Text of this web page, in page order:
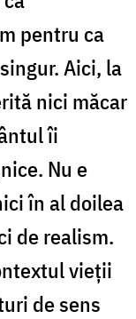
pentru ca
Aici, la
nici măcar
îi
Nu e
în al doilea
de realism.
vieții
de sens